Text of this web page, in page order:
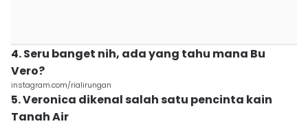
4. Seru banget nih, ada yang tahu mana Bu
Vero?
instagram.com/rialirungan
5. Veronica dikenal salah satu pencinta kain
Tanah Air